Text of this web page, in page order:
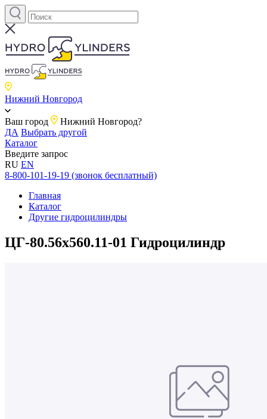
Нижний Новгород
Ваш город
Нижний Новгород?
ДА Выбрать другой
Каталог
Введите запрос
RU EN
8-800-101-19-19 (звонок бесплатный)
Главная
Каталог
Другие гидроцилиндры
ЦГ-80.56х560.11-01 Гидроцилиндр